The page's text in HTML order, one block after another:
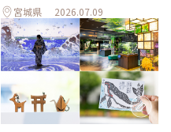
宮城県 2026.07.09